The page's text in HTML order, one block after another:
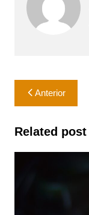
Navegação
de
Post
Anterior
Related post